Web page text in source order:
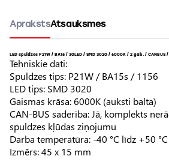
AprakstsAtsauksmes
LED spuldzes P21W / BA15 / 30LED / SMD 3020 / 6000K / 2 gab. / CANBUS /
Tehniskie dati:
Spuldzes tips: P21W / BA15s / 1156
LED tips: SMD 3020
Gaismas krāsa: 6000K (auksti balta)
CAN-BUS saderība: Jā, komplekts
spuldzes kļūdas ziņojumu
Darba temperatūra: -40 °C līdz +50 °C
Izmērs: 45 x 15 mm